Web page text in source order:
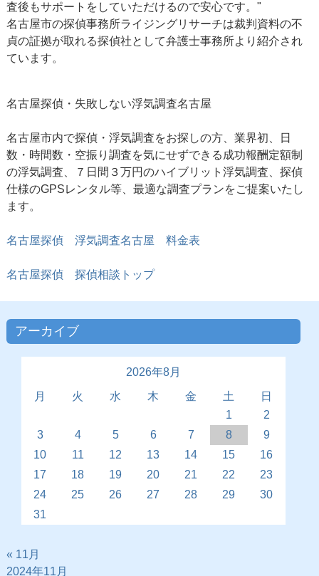
査後もサポートをしていただけるので安心です。"
名古屋市の探偵事務所ライジングリサーチは裁判資料の不
貞の証拠が取れる探偵社として弁護士事務所より紹介され
ています。
名古屋探偵・失敗しない浮気調査名古屋
名古屋市内で探偵・浮気調査をお探しの方、業界初、日
数・時間数・空振り調査を気にせずできる成功報酬定額制
の浮気調査、７日間３万円のハイブリット浮気調査、探偵
仕様のGPSレンタル等、最適な調査プランをご提案いたし
ます。
名古屋探偵 浮気調査名古屋 料金表
名古屋探偵 探偵相談トップ
アーカイブ
2026年8月
月
火 水 木 金 土
日
1
2
3
4 5 6 7 8
9
10
11 12 13 14 15
16
17
18 19 20 21 22
23
24
25 26 27 28 29
30
31
« 11月
2024年11月